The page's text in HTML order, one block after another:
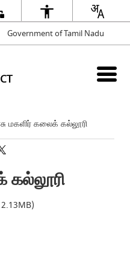
Government of Tamil Nadu
மகளிர் கலைக் கல்லூரி
கல்லூரி
2.13MB)